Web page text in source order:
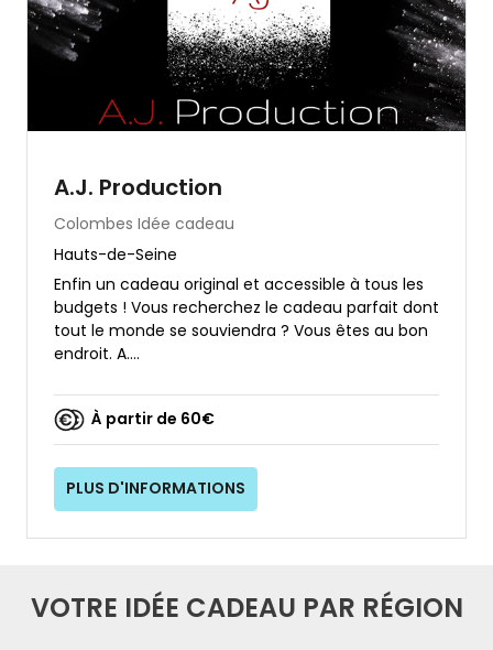
A.J. Production
Colombes Idée cadeau
Hauts-de-Seine
Enfin un cadeau original et accessible à tous les
budgets ! Vous recherchez le cadeau parfait dont
tout le monde se souviendra ? Vous êtes au bon
endroit. A....
À partir de 60€
PLUS D'INFORMATIONS
VOTRE IDÉE CADEAU PAR RÉGION